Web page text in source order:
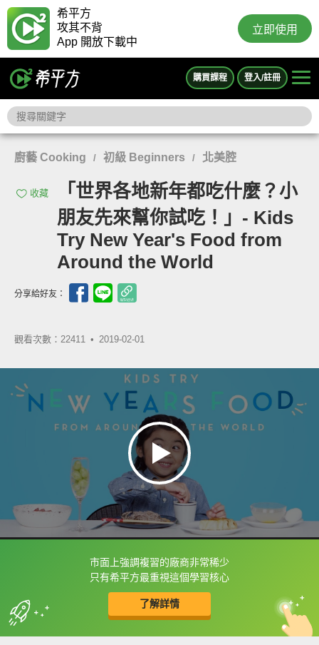
希平方
攻其不背
App 開放下載中
立即使用
購買課程 登入/註冊
廚藝 Cooking / 初級 Beginners / 北美腔
收藏
「世界各地新年都吃什麼？小
朋友先來幫你試吃！」- Kids
Try New Year's Food from
Around the World
分享給好友：
觀看次數：22411 • 2019-02-01
市面上強調複習的廠商非常稀少
只有希平方最重視這個學習核心
了解詳情
框選或點兩下字幕可以直接查字典喔！
收錄佳句 中
英